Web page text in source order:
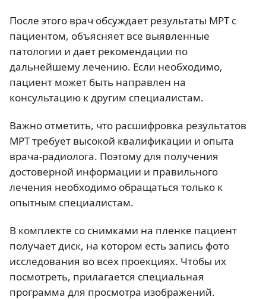
После этого врач обсуждает результаты МРТ с
пациентом, объясняет все выявленные
патологии и дает рекомендации по
дальнейшему лечению. Если необходимо,
пациент может быть направлен на
консультацию к другим специалистам.
Важно отметить, что расшифровка результатов
МРТ требует высокой квалификации и опыта
врача-радиолога. Поэтому для получения
достоверной информации и правильного
лечения необходимо обращаться только к
опытным специалистам.
В комплекте со снимками на пленке пациент
получает диск, на котором есть запись фото
исследования во всех проекциях. Чтобы их
посмотреть, прилагается специальная
программа для просмотра изображений.